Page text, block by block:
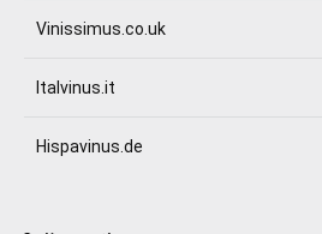
Vinissimus.co.uk
Italvinus.it
Hispavinus.de